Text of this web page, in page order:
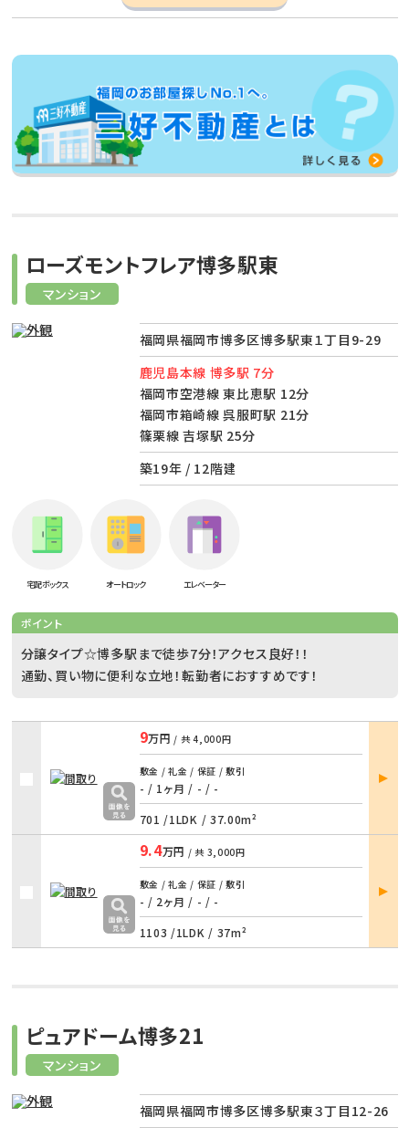
マンション
ローズモントフレア博多駅東
福岡県福岡市博多区博多駅東１丁目9-29
鹿児島本線 博多駅 7分
福岡市空港線 東比恵駅 12分
福岡市箱崎線 呉服町駅 21分
篠栗線 吉塚駅 25分
築19年 / 12階建
宅配ボックス オートロック エレベーター
ポイント
分譲タイプ☆博多駅まで徒歩7分！アクセス良好！！
通勤、買い物に便利な立地！転勤者におすすめです！
9万円 / 共4,000円
敷金 / 礼金 / 保証 / 敷引
- / 1ヶ月 / - / -
701 /1LDK / 37.00m²
部屋
詳細
9.4万円 / 共 3,000円
敷金 / 礼金 / 保証 / 敷引
- / 2ヶ月 / - / -
1103 /1LDK / 37m²
部屋
詳細
マンション
ピュアドーム博多21
福岡県福岡市博多区博多駅東３丁目12-26